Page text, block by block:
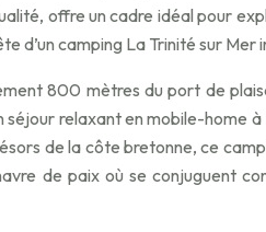
offre un cadre idéal pour
d’un camping La Trinité sur Mer
800 mètres du port de
relaxant en mobile-
de la côte bretonne, ce
de paix où se conjuguent